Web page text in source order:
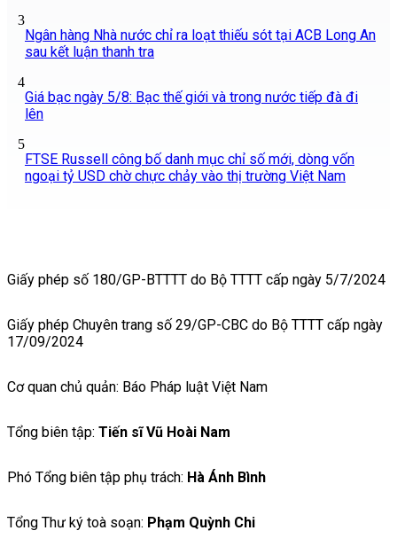
3
Ngân hàng Nhà nước chỉ ra loạt thiếu sót tại ACB Long An
sau kết luận thanh tra
4
Giá bạc ngày 5/8: Bạc thế giới và trong nước tiếp đà đi
lên
5
FTSE Russell công bố danh mục chỉ số mới, dòng vốn
ngoại tỷ USD chờ chực chảy vào thị trường Việt Nam
Giấy phép số 180/GP-BTTTT do Bộ TTTT cấp ngày 5/7/2024
Giấy phép Chuyên trang số 29/GP-CBC do Bộ TTTT cấp ngày
17/09/2024
Cơ quan chủ quản: Báo Pháp luật Việt Nam
Tổng biên tập: Tiến sĩ Vũ Hoài Nam
Phó Tổng biên tập phụ trách: Hà Ánh Bình
Tổng Thư ký toà soạn: Phạm Quỳnh Chi